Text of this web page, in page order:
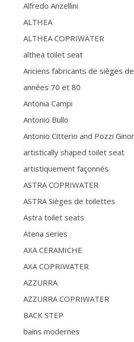
Alfredo Anzellini
ALTHEA
ALTHEA COPRIWATER
althea toilet seat
Anciens fabricants de sièges
années 70 et 80
Antonia Campi
Antonio Bullo
Antonio Citterio and Pozzi
artistically shaped toilet seat
artistiquement façonnés
ASTRA COPRIWATER
ASTRA Sièges de toilettes
Astra toilet seats
Atena series
AXA CERAMICHE
AXA COPRIWATER
AZZURRA
AZZURRA COPRIWATER
BACK STEP
bains modernes